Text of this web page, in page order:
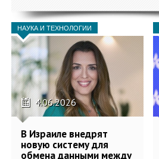
НАУКА И ТЕХНОЛОГИИ
4.06.2026
В Израиле внедрят
новую систему для
обмена данными между